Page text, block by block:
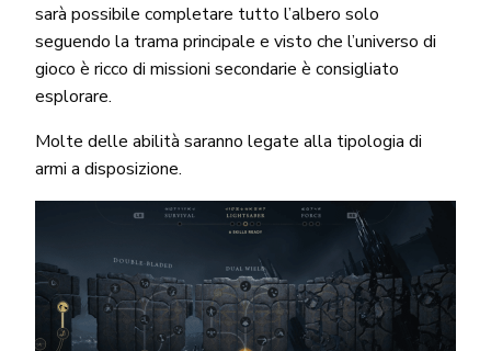
sarà possibile completare tutto l’albero solo
seguendo la trama principale e visto che l’universo di
gioco è ricco di missioni secondarie è consigliato
esplorare.
Molte delle abilità saranno legate alla tipologia di
armi a disposizione.